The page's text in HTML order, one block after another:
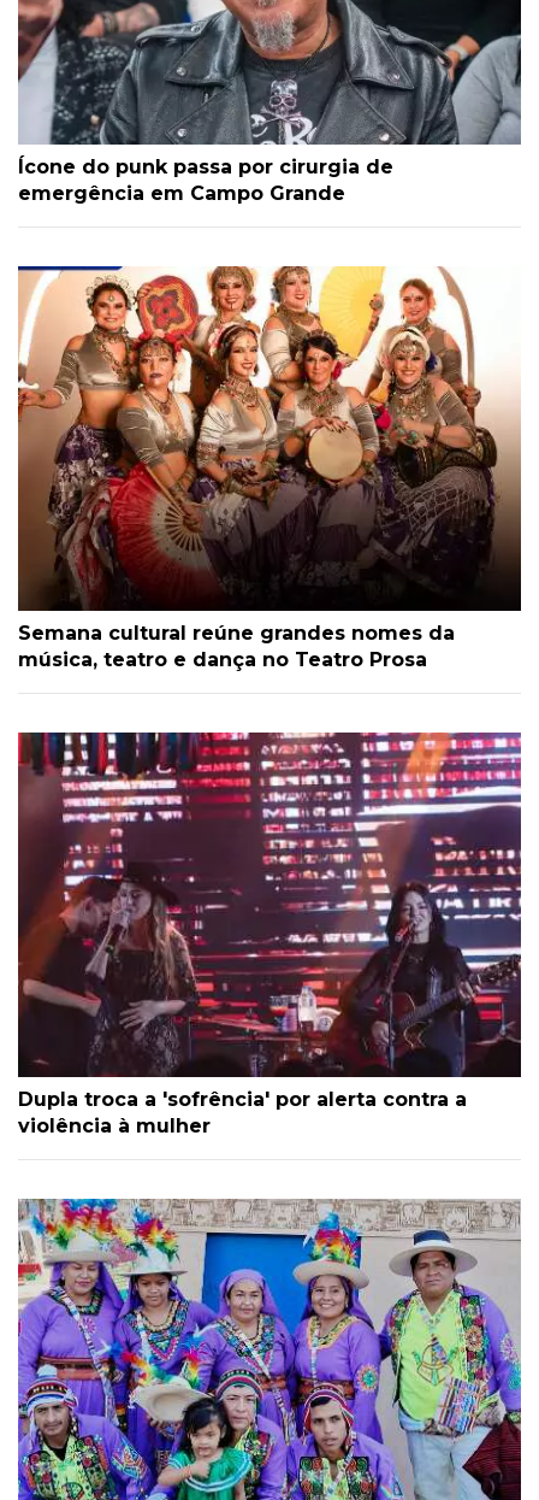
Ícone do punk passa por cirurgia de
emergência em Campo Grande
Semana cultural reúne grandes nomes da
música, teatro e dança no Teatro Prosa
Dupla troca a 'sofrência' por alerta contra a
violência à mulher